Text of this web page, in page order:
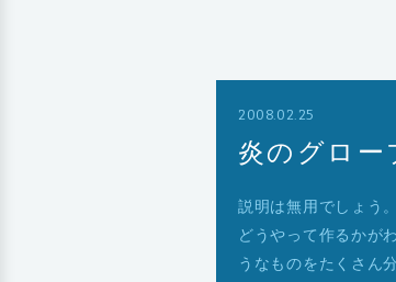
2008.02.25
炎のグロー
説明は無用でしょう
どうやって作るかが
うなものをたくさん